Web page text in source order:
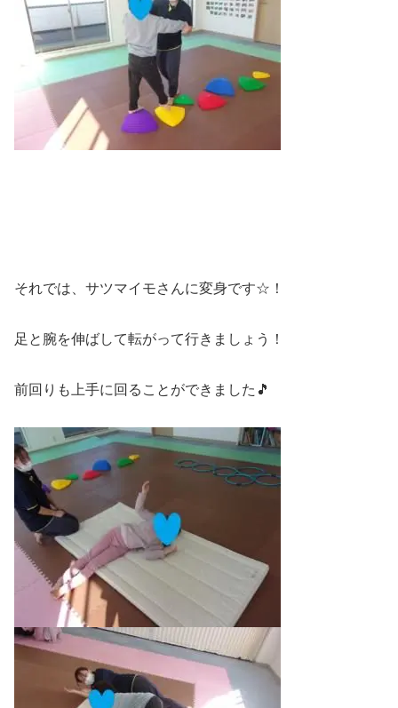
それでは、サツマイモさんに変身です☆！
足と腕を伸ばして転がって行きましょう！
前回りも上手に回ることができました🎵